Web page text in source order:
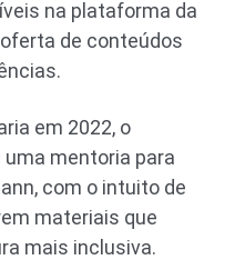
na plataforma da
de conteúdos
em 2022, o
mentoria para
com o intuito de
materiais que
mais inclusiva.